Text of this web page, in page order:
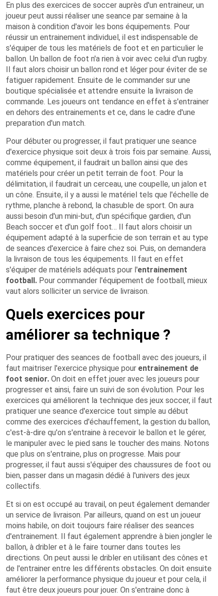
En plus des exercices de soccer auprès d'un entraineur, un
joueur peut aussi réaliser une seance par semaine à la
maison à condition d'avoir les bons équipements. Pour
réussir un entrainement individuel, il est indispensable de
s'équiper de tous les matériels de foot et en particulier le
ballon. Un ballon de foot n'a rien à voir avec celui d'un rugby.
Il faut alors choisir un ballon rond et léger pour éviter de se
fatiguer rapidement. Ensuite de le commander sur une
boutique spécialisée et attendre ensuite la livraison de
commande. Les joueurs ont tendance en effet à s'entrainer
en dehors des entrainements et ce, dans le cadre d'une
preparation d'un match.
Pour débuter ou progresser, il faut pratiquer une seance
d'exercice physique soit deux à trois fois par semaine. Aussi,
comme équipement, il faudrait un ballon ainsi que des
matériels pour créer un petit terrain de foot. Pour la
délimitation, il faudrait un cerceau, une coupelle, un jalon et
un cône. Ensuite, il y a aussi le matériel tels que l'échelle de
rythme, planche à rebond, la chasuble de sport. On aura
aussi besoin d'un mini-but, d'un spécifique gardien, d'un
Beach soccer et d'un golf foot… Il faut alors choisir un
équipement adapté à la superficie de son terrain et au type
de seances d'exercice à faire chez soi. Puis, on demandera
la livraison de tous les équipements. Il faut en effet
s'équiper de matériels adéquats pour l'entrainement
football. Pour commander l'équipement de football, mieux
vaut alors solliciter un service de livraison.
Quels exercices pour
améliorer sa technique ?
Pour pratiquer des seances de football avec des joueurs, il
faut maitriser l'exercice physique pour entrainement de
foot senior. On doit en effet jouer avec les joueurs pour
progresser et ainsi, faire un suivi de son évolution. Pour les
exercices qui améliorent la technique des jeux soccer, il faut
pratiquer une seance d'exercice tout simple au début
comme des exercices d'échauffement, la gestion du ballon,
c'est-à-dire qu'on s'entraine à recevoir le ballon et le gérer,
le manipuler avec le pied sans le toucher des mains. Notons
que plus on s'entraine, plus on progresse. Mais pour
progresser, il faut aussi s'équiper des chaussures de foot ou
bien, passer dans un magasin dédié à l'univers des jeux
collectifs.
Et si on est occupé au travail, on peut également demander
un service de livraison. Par ailleurs, quand on est un joueur
moins habile, on doit toujours faire réaliser des seances
d'entrainement. Il faut également apprendre à bien jongler le
ballon, à dribler et à le faire tourner dans toutes les
directions. On peut aussi le dribler en utilisant des cônes et
de l'entrainer entre les différents obstacles. On doit ensuite
améliorer la performance physique du joueur et pour cela, il
faut être deux joueurs pour jouer. On s'entraine donc à